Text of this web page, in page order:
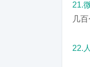
21.
几百
22.